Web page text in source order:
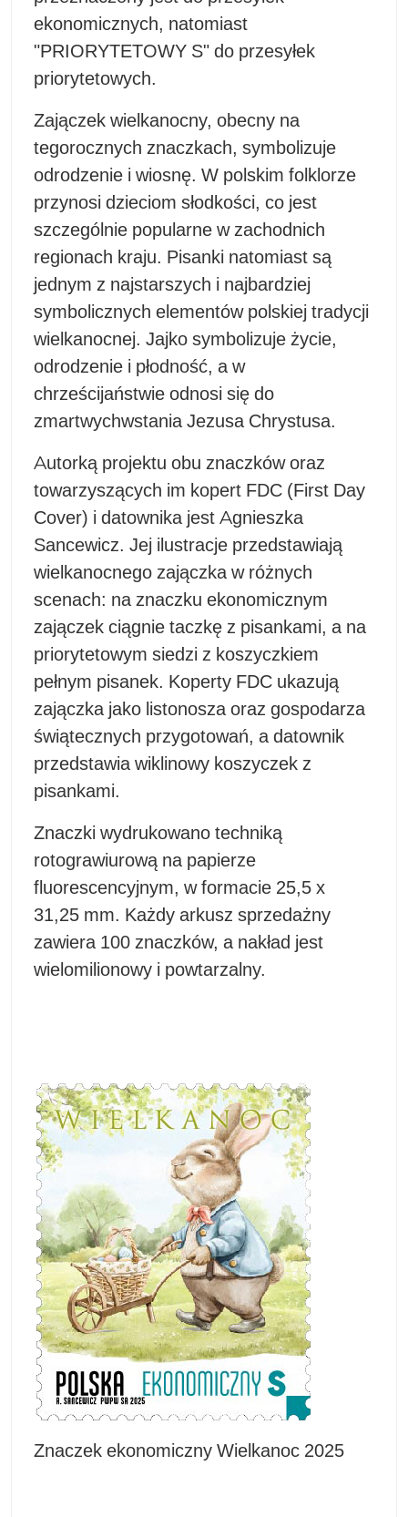
ekonomicznych, natomiast
"PRIORYTETOWY S" do przesyłek
priorytetowych.
Zajączek wielkanocny, obecny na
tegorocznych znaczkach, symbolizuje
odrodzenie i wiosnę. W polskim folklorze
przynosi dzieciom słodkości, co jest
szczególnie popularne w zachodnich
regionach kraju. Pisanki natomiast są
jednym z najstarszych i najbardziej
symbolicznych elementów polskiej tradycji
wielkanocnej. Jajko symbolizuje życie,
odrodzenie i płodność, a w
chrześcijaństwie odnosi się do
zmartwychwstania Jezusa Chrystusa.​
Autorką projektu obu znaczków oraz
towarzyszących im kopert FDC (First Day
Cover) i datownika jest Agnieszka
Sancewicz. Jej ilustracje przedstawiają
wielkanocnego zajączka w różnych
scenach: na znaczku ekonomicznym
zajączek ciągnie taczkę z pisankami, a na
priorytetowym siedzi z koszyczkiem
pełnym pisanek. Koperty FDC ukazują
zajączka jako listonosza oraz gospodarza
świątecznych przygotowań, a datownik
przedstawia wiklinowy koszyczek z
pisankami.​
Znaczki wydrukowano techniką
rotograwiurową na papierze
fluorescencyjnym, w formacie 25,5 x
31,25 mm. Każdy arkusz sprzedażny
zawiera 100 znaczków, a nakład jest
wielomilionowy i powtarzalny.​
Znaczek ekonomiczny Wielkanoc 2025